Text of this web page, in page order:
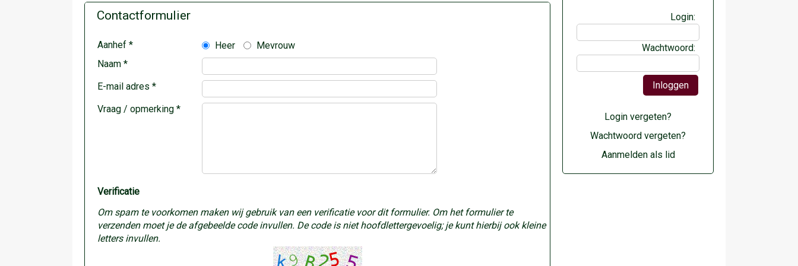
Contactformulier
Aanhef * Heer
Mevrouw
Naam *
E-mail adres *
Vraag / opmerking *
Verificatie
Om spam te voorkomen maken wij gebruik van een verificatie voor dit formulier. Om het formulier te
verzenden moet je de afgebeelde code invullen. De code is niet hoofdlettergevoelig; je kunt hierbij ook kleine
letters invullen.
Login:
Wachtwoord:
Login vergeten?
Wachtwoord vergeten?
Aanmelden als lid